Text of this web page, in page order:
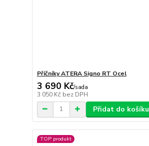
Příčníky ATERA Signo RT Ocel
3 690 Kč/sada
3 050 Kč bez DPH
Přidat do košíku
TOP produkt